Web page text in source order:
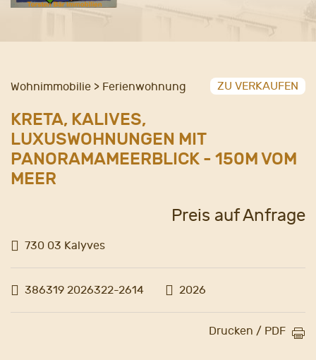
Wohnimmobilie > Ferienwohnung ZU VERKAUFEN
KRETA, KALIVES,
LUXUSWOHNUNGEN MIT
PANORAMAMEERBLICK - 150M VOM
MEER
730 03 Kalyves
Preis auf Anfrage
386319 2026322-2614 2026
Drucken / PDF